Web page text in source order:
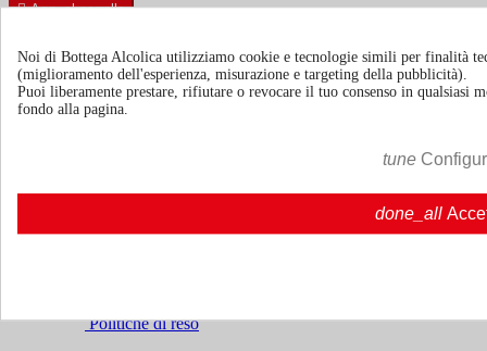
 Agg. al carrello
Ricevi news e offerte speciali
Politiche di reso
Noi di Bottega Alcolica utilizziamo cookie e tecnologie simili per finalità
(miglioramento dell'esperienza, misurazione e targeting della pubblicità).
Puoi liberamente prestare, rifiutare o revocare il tuo consenso in qualsiasi
fondo alla pagina.
tune
done_all